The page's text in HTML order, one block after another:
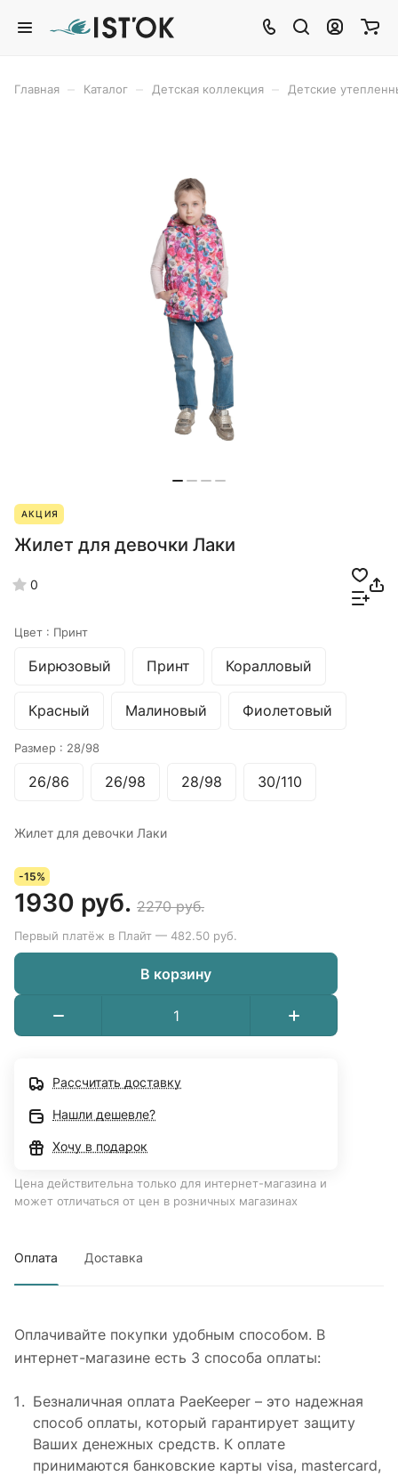
Главная Каталог Детская коллекция Детские
АКЦИЯ
Жилет для девочки Лаки
0
Цвет : Принт
Бирюзовый Принт Коралловый
Красный Малиновый Фиолетовый
Размер : 28/98
26/86 26/98 28/98 30/110
Жилет для девочки Лаки
-15%
1930 руб. 2270 руб.
Первый платёж в Плайт — 482.50 руб.
В корзину
Рассчитать доставку
Нашли дешевле?
Хочу в подарок
Цена действительна только для интернет-магазина и
может отличаться от цен в розничных магазинах
Оплата Доставка
Оплачивайте покупки удобным способом. В
интернет-магазине есть 3 способа оплаты:
Безналичная оплата PaeKeeper – это надежная
способ оплаты, который гарантирует защиту
Ваших денежных средств. К оплате
принимаются банковские карты visa, mastercard,